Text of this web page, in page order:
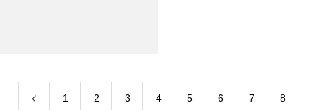
1 2 3 4 5 6 7 8